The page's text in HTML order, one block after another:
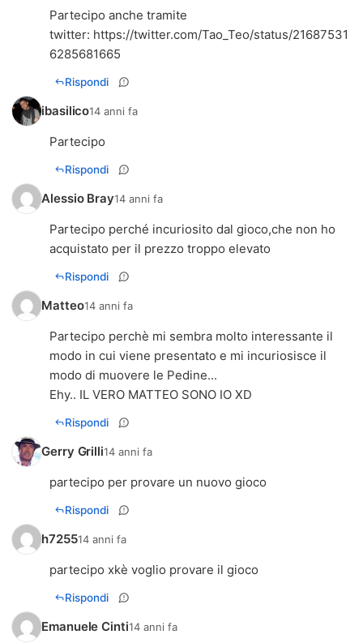
Partecipo anche tramite
twitter: https://twitter.com/Tao_Teo/status/21687531
6285681665
Rispondi
ibasilico14 anni fa
Partecipo
Rispondi
Alessio Bray14 anni fa
Partecipo perché incuriosito dal gioco,che non ho
acquistato per il prezzo troppo elevato
Rispondi
Matteo14 anni fa
Partecipo perchè mi sembra molto interessante il
modo in cui viene presentato e mi incuriosisce il
modo di muovere le Pedine...
Ehy.. IL VERO MATTEO SONO IO XD
Rispondi
Gerry Grilli14 anni fa
partecipo per provare un nuovo gioco
Rispondi
h725514 anni fa
partecipo xkè voglio provare il gioco
Rispondi
Emanuele Cinti14 anni fa